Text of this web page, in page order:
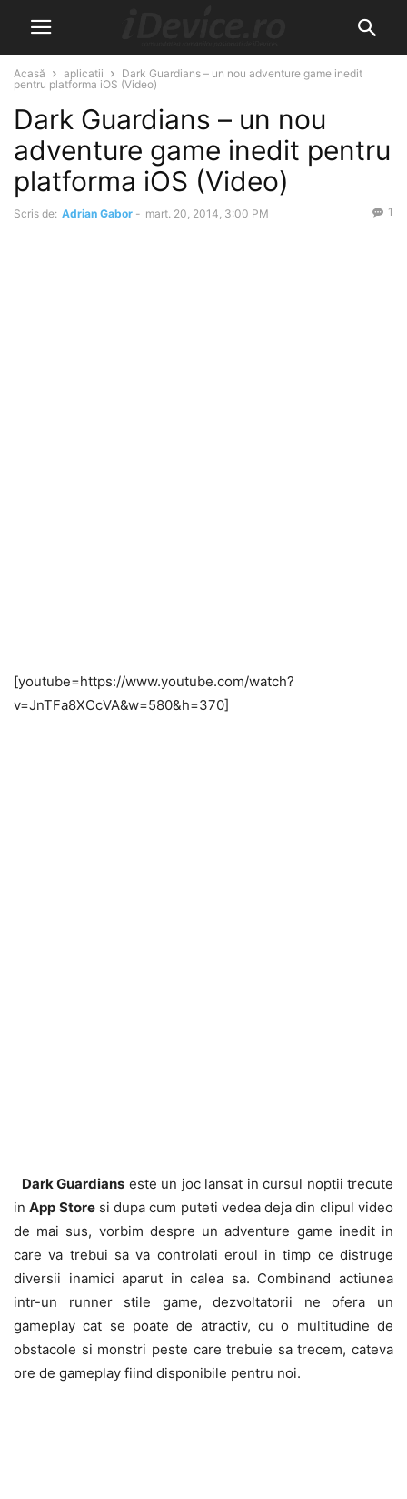
Acasă aplicatii
Dark Guardians – un nou adventure game inedit
pentru platforma iOS (Video)
Dark Guardians – un nou
adventure game inedit pentru
platforma iOS (Video)
Scris de: Adrian Gabor - mart. 20, 2014, 3:00 PM 1
[youtube=https://www.youtube.com/watch?
v=JnTFa8XCcVA&w=580&h=370]
Dark Guardians este un joc lansat in cursul noptii trecute
inApp Storesi dupa cum puteti vedea deja din clipul video
de mai sus, vorbim despre un adventure game inedit in
care va trebui sa va controlati eroul in timp ce distruge
diversii inamici aparut in calea sa. Combinand actiunea
intr-un runner stile game, dezvoltatorii ne ofera un
gameplay cat se poate de atractiv, cu o multitudine de
obstacole si monstri peste care trebuie sa trecem, cateva
ore de gameplay fiind disponibile pentru noi.